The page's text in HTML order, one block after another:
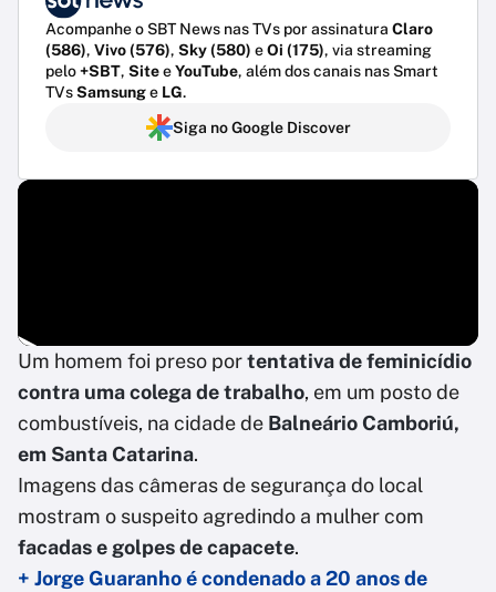
Acompanhe o SBT News nas TVs por assinatura Claro
(586), Vivo (576), Sky (580) eOi (175), via streaming
pelo+SBT, SiteeYouTube, além dos canais nas Smart
TVsSamsunge LG.
Siga no Google Discover
Um homem foi preso portentativa de feminicídio
contra uma colega de trabalho, em um posto de
combustíveis, na cidade de Balneário Camboriú,
em Santa Catarina.
Imagens das câmeras de segurança do local
mostram o suspeito agredindo a mulher com
facadas e golpes de capacete.
+ Jorge Guaranho é condenado a 20 anos de